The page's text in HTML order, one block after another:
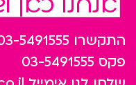
התקשרו 5491555
פקס 03-5491555